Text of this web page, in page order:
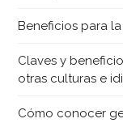
Beneficios para
Claves y
otras culturas e
Cómo conocer